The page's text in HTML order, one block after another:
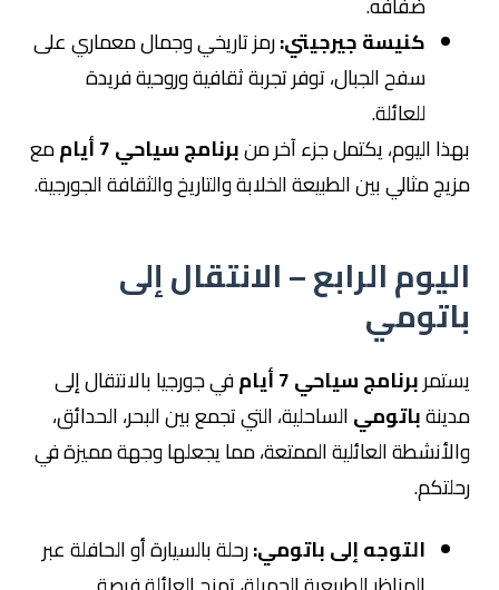
كنيسة جيرجيتي:رمز تاريخي وجمال معماري على
سفح الجبال، توفر تجربة ثقافية وروحية فريدة
للعائلة.
بهذا اليوم، يكتمل جزء آخر منبرنامج سياحي 7 أيام
مع
مزيج مثالي بين الطبيعة الخلابة والتاريخ والثقافة الجورجية.
اليوم الرابع – الانتقال إلى
باتومي
يستمربرنامج سياحي 7 أيام
في جورجيا بالانتقال إلى
مدينةباتوميالساحلية، التي تجمع بين البحر، الحدائق،
والأنشطة العائلية الممتعة، مما يجعلها وجهة مميزة في
رحلتكم.
التوجه إلى باتومي:رحلة بالسيارة أو الحافلة عبر